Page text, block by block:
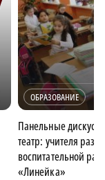
ОБРАЗОВАНИЕ
Панельные
театр: учителя
воспитательной
«Линейка»